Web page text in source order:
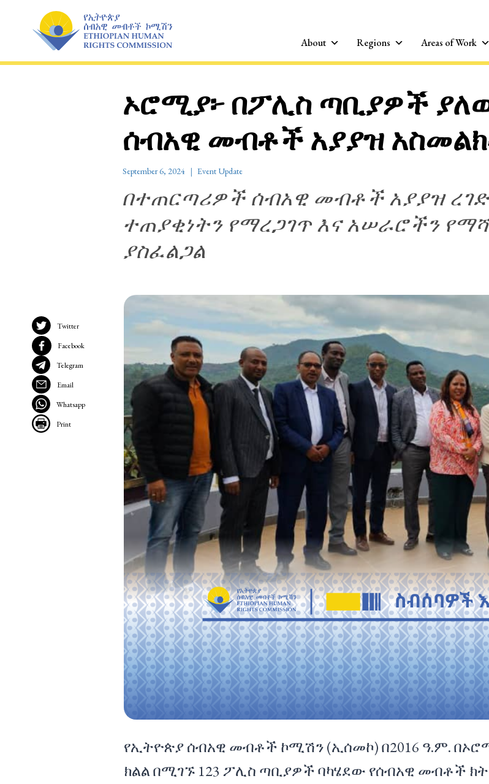
content
About Regions Areas of Work
ኦሮሚያ፦ በፖሊስ ጣቢያዎች
ሰብአዊ መብቶች አያያዝ
September 6, 2024 Event Update
በተጠርጣሪዎች ሰብአዊ መብቶች አያያዝ
ተጠያቂነትን የማረጋገጥ እና አሠራሮችን
ያስፈልጋል
Twitter
Facebook
Telegram
Email
Whatsapp
Print
የኢትዮጵያ ሰብአዊ መብቶች ኮሚሽን (ኢሰመኮ) በ2016 ዓ.ም.
ክልል በሚገኙ 123 ፖሊስ ጣቢያዎች ባካሄደው የሰብአዊ መብቶች